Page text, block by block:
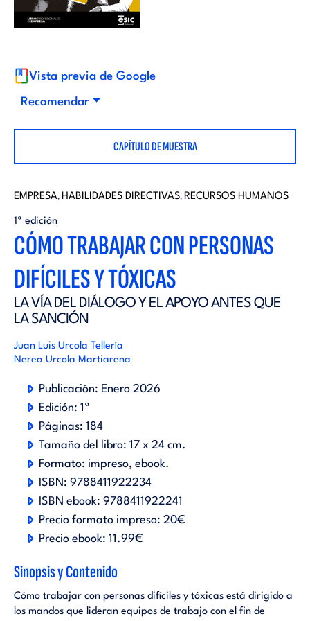
d
r
i
a
l
o
r
a
Vista previa de Google
Recomendar
CAPÍTULO DE MUESTRA
EMPRESA, HABILIDADES DIRECTIVAS, RECURSOS HUMANOS
1ª edición
CÓMO TRABAJAR CON PERSONAS
DIFÍCILES Y TÓXICAS
LA VÍA DEL DIÁLOGO Y EL APOYO ANTES QUE
LA SANCIÓN
Juan Luis Urcola Tellería
Nerea Urcola Martiarena
Publicación: Enero 2026
Edición: 1ª
Páginas: 184
Tamaño del libro: 17 x 24 cm.
Formato: impreso ebook.
ISBN: 9788411922234
ISBN ebook: 9788411922241
Precio formato impreso: 20€
Precio ebook: 11.99€
Sinopsis y Contenido
Cómo trabajar con personas difíciles y tóxicas está dirigido a
los mandos que lideran equipos de trabajo con el fin de